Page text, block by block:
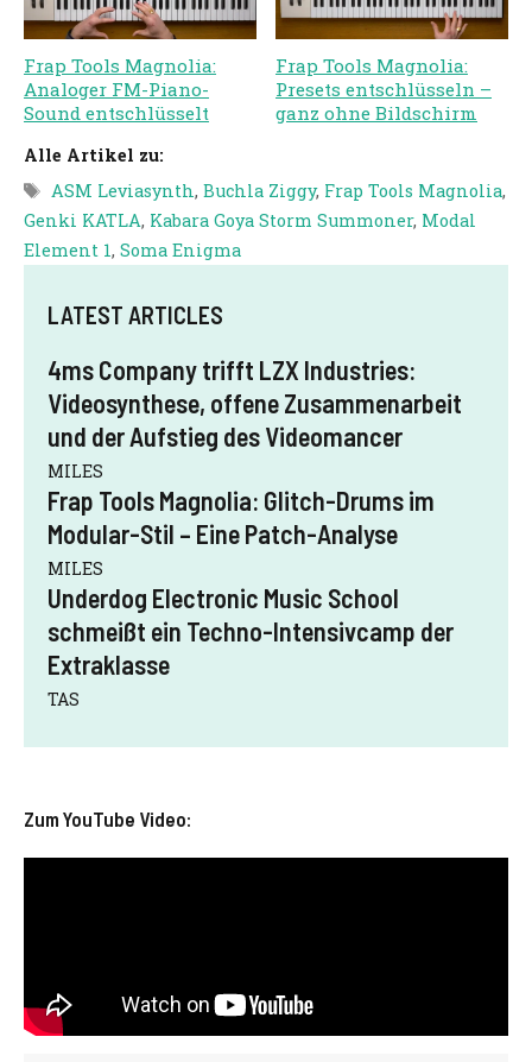
Frap Tools Magnolia:
Analoger FM-Piano-
Sound entschlüsselt
Frap Tools Magnolia:
Presets entschlüsseln –
ganz ohne Bildschirm
Alle Artikel zu:
Schlagwörter
ASM Leviasynth,Buchla Ziggy, Frap Tools Magnolia,
Genki KATLA, Kabara Goya Storm Summoner, Modal
Element 1, Soma Enigma
LATEST ARTICLES
4ms Company trifft LZX Industries:
Videosynthese, offene Zusammenarbeit
und der Aufstieg des Videomancer
MILES
Frap Tools Magnolia: Glitch-Drums im
Modular-Stil – Eine Patch-Analyse
MILES
Underdog Electronic Music School
schmeißt ein Techno-Intensivcamp der
Extraklasse
TAS
Zum YouTube Video: